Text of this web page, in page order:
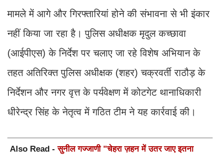
मामले में आगे और गिरफ्तारियां होने की संभावना से भी इंकार
नहीं किया जा रहा है। पुलिस अधीक्षक मृदुल कच्छावा
(आईपीएस) के निर्देश पर चलाए जा रहे विशेष अभियान के
तहत अतिरिक्त पुलिस अधीक्षक (शहर) चक्रवर्ती राठौड़ के
निर्देशन और नगर वृत्त के पर्यवेक्षण में कोटगेट थानाधिकारी
धीरेन्द्र सिंह के नेतृत्व में गठित टीम ने यह कार्रवाई की।
Also Read -सुनील गज्जाणी "चेहरा ज़हन में उतर जाए इतना